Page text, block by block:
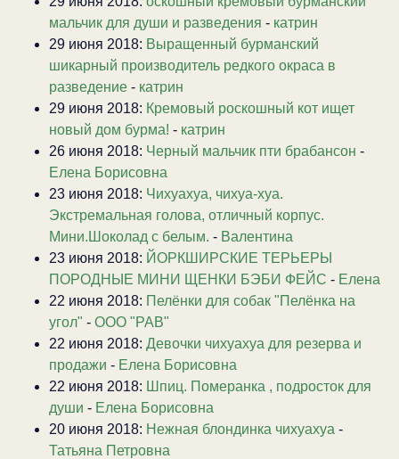
мальчик для души и разведения - катрин
29 июня 2018: Выращенный бурманский
шикарный производитель редкого окраса в
разведение - катрин
29 июня 2018: Кремовый роскошный кот ищет
новый дом бурма! - катрин
26 июня 2018: Черный мальчик пти брабансон -
Елена Борисовна
23 июня 2018: Чихуахуа, чихуа-хуа.
Экстремальная голова, отличный корпус.
Мини.Шоколад с белым. - Валентина
23 июня 2018: ЙОРКШИРСКИЕ ТЕРЬЕРЫ
ПОРОДНЫЕ МИНИ ЩЕНКИ БЭБИ ФЕЙС - Елена
22 июня 2018: Пелёнки для собак "Пелёнка на
угол" - ООО "РАВ"
22 июня 2018: Девочки чихуахуа для резерва и
продажи - Елена Борисовна
22 июня 2018: Шпиц. Померанка , подросток для
души - Елена Борисовна
20 июня 2018: Нежная блондинка чихуахуа -
Татьяна Петровна